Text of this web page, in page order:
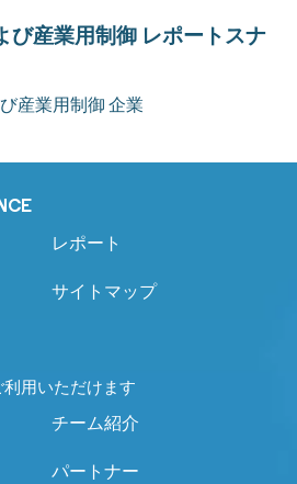
び産業用制御 レポートスナ
産業用制御 企業
レポート
サイトマップ
用いただけます
チーム紹介
パートナー